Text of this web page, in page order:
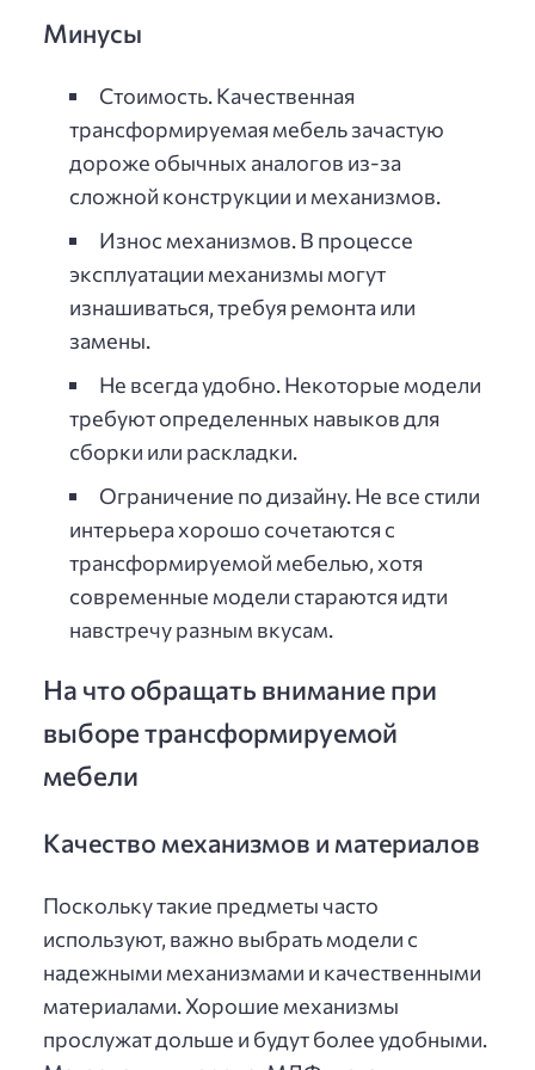
Минусы
Стоимость. Качественная
трансформируемая мебель зачастую
дороже обычных аналогов из-за
сложной конструкции и механизмов.
Износ механизмов. В процессе
эксплуатации механизмы могут
изнашиваться, требуя ремонта или
замены.
Не всегда удобно. Некоторые модели
требуют определенных навыков для
сборки или раскладки.
Ограничение по дизайну. Не все стили
интерьера хорошо сочетаются с
трансформируемой мебелью, хотя
современные модели стараются идти
навстречу разным вкусам.
На что обращать внимание при
выборе трансформируемой
мебели
Качество механизмов и материалов
Поскольку такие предметы часто
используют, важно выбрать модели с
надежными механизмами и качественными
материалами. Хорошие механизмы
прослужат дольше и будут более удобными.